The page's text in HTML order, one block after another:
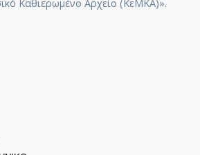
Καθιερωμένο Αρχείο (ΚεΜΚΑ)».